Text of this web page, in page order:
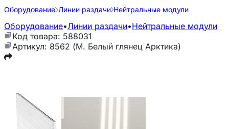
Оборудование Линии раздачи Нейтральные модули
Оборудование•Линии раздачи•Нейтральные модули
Код товара: 588031
Артикул: 8562 (М. Белый глянец Арктика)